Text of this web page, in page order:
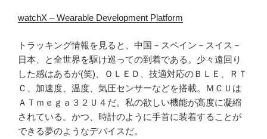
watchX – Wearable Development Platform
トラッキング情報を見ると、中国－スペイン－スイス－
日本、と全世界を駆け巡っての到着である。少々遠回り
した感はあるが(笑)、ＯＬＥＤ、技適対応のＢＬＥ、ＲＴ
Ｃ、加速度、温度、気圧センサーなどを搭載。ＭＣＵは
ＡＴｍｅｇａ３２Ｕ４だ。私の欲しい機能が高度に凝縮
されている。かつ、時計のように手首に装着することが
できる夢のようなデバイスだ。